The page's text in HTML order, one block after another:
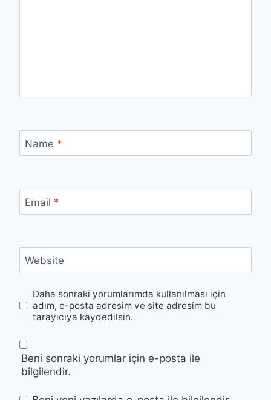
Name *
Email *
Website
Daha sonraki yorumlarımda kullanılması için
adım, e-posta adresim ve site adresim bu
tarayıcıya kaydedilsin.
Beni sonraki yorumlar için e-posta ile
bilgilendir.